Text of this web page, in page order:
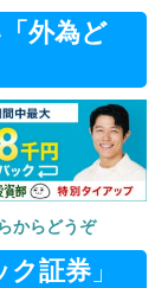
外為ど
からどうぞ
ク証券」